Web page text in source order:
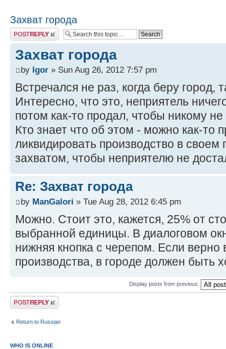
Захват города
Post a reply
Захват города
by Igor » Sun Aug 26, 2012 7:57 pm
Встречался не раз, когда беру город,
Интересно, что это, неприятель
потом как-то продал, чтобы никому не
Кто знает что об этом - можно как-то
ликвидировать производство в своем
захватом, чтобы неприятелю не
Re: Захват города
by ManGalori » Tue Aug 28, 2012 6:45 pm
Можно. Стоит это, кажется, 25% от
выбранной единицы. В диалоговом
нижняя кнопка с черепом. Если
производства, в городе должен быть
Display posts from previous:
Post a reply
Return to Russian
WHO IS ONLINE